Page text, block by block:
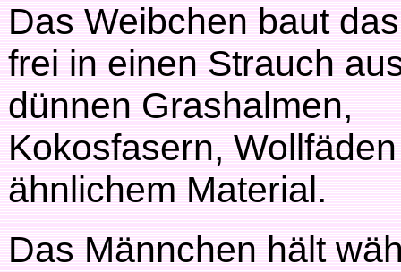
Das Weibchen baut
frei in einen Strauch
dünnen Grashalmen,
Kokosfasern,
ähnlichem Material.
Das Männchen hält